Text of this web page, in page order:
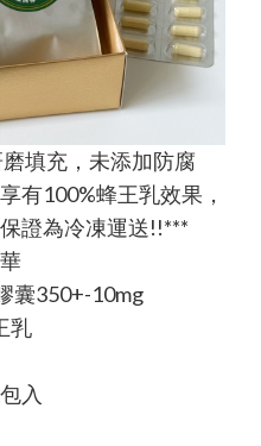
填充，未添加防腐
有100%蜂王乳效果，
證為冷凍運送!!***
囊350+-10mg
乳
入